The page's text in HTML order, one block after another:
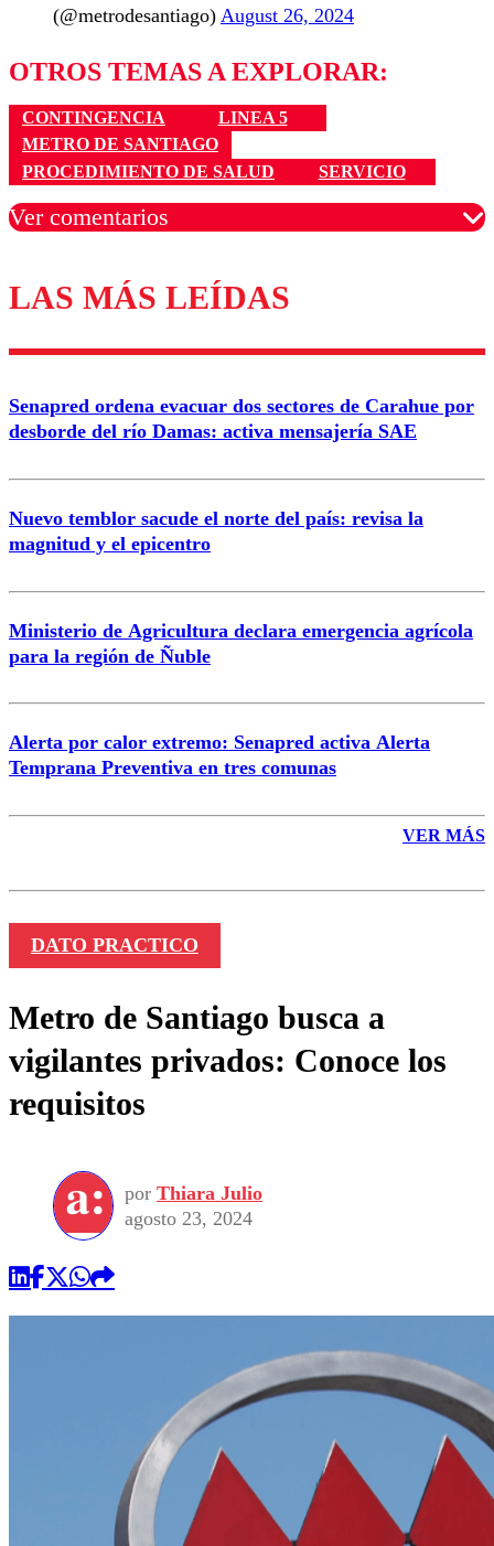
(@metrodesantiago) August 26, 2024
OTROS TEMAS A EXPLORAR:
CONTINGENCIA
LINEA 5
METRO DE SANTIAGO
PROCEDIMIENTO DE SALUD
SERVICIO
Ver comentarios
Los comentarios son moderados para garantizar un
diálogo respetuoso.
Correo
LAS MÁS LEÍDAS
Senapred ordena evacuar dos sectores de Carahue por
desborde del río Damas: activa mensajería SAE
Nuevo temblor sacude el norte del país: revisa la
magnitud y el epicentro
Ministerio de Agricultura declara emergencia agrícola
para la región de Ñuble
Alerta por calor extremo: Senapred activa Alerta
Temprana Preventiva en tres comunas
VER MÁS
DATO PRACTICO
Metro de Santiago busca a
vigilantes privados: Conoce los
requisitos
por Thiara Julio
agosto 23, 2024